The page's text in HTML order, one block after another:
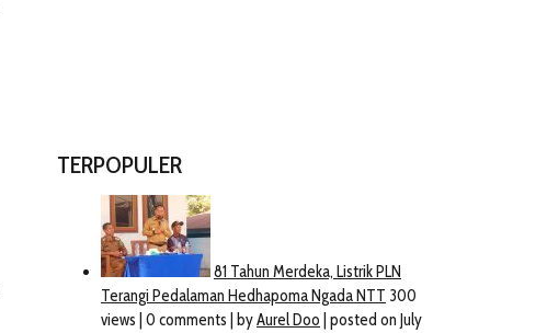
TERPOPULER